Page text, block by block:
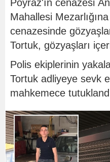
Poyraz'ın cenazesi
Mahallesi
cenazesinde
Tortuk, gözyaşları
Polis ekiplerinin
Tortuk adliyeye sevk
mahkemece